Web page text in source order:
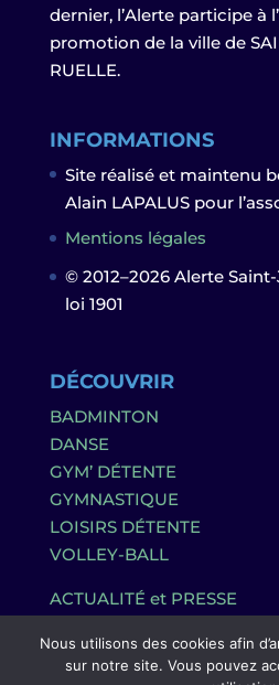
dernier, l’Alerte participe à
promotion de la ville de
RUELLE.
INFORMATIONS
Site réalisé et maintenu
Alain LAPALUS pour
Mentions légales
© 2012–2026 Alerte
loi 1901
DÉCOUVRIR
BADMINTON
DANSE
GYM’ DÉTENTE
GYMNASTIQUE
LOISIRS DÉTENTE
VOLLEY-BALL
ACTUALITÉ et PRESSE
Nous utilisons des cookies afin
sur notre site. Vous pouvez